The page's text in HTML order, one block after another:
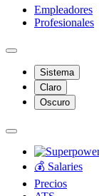
Empleadores
Profesionales
Sistema
Claro
Oscuro
💰 Salaries
Precios